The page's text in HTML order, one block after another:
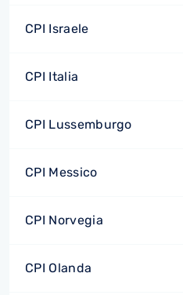
CPI Israele
CPI Italia
CPI Lussemburgo
CPI Messico
CPI Norvegia
CPI Olanda